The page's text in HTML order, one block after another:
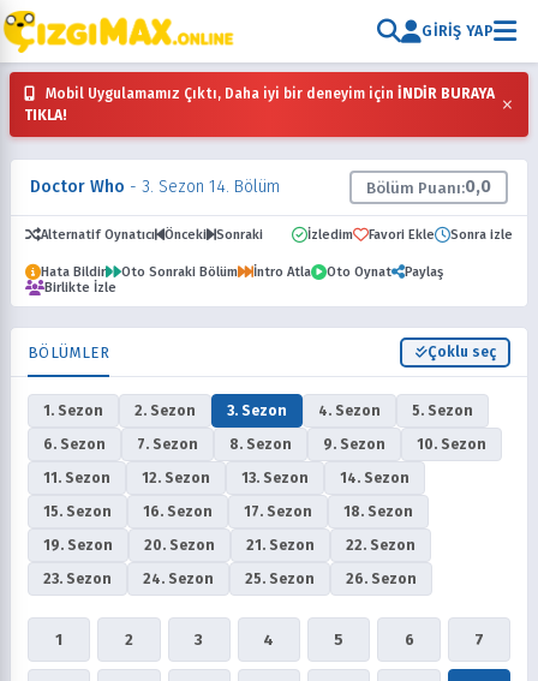
GIRIŞ YAP
Mobil Uygulamamız Çıktı, Daha iyi bir deneyim için İNDİR BURAYA
TIKLA!
×
Doctor Who - 3. Sezon 14. Bölüm Bölüm Puanı:0,0
Alternatif Oynatıcı Önceki Sonraki İzledim Favori Ekle Sonra izle
Hata Bildir Oto Sonraki Bölüm İntro Atla Oto Oynat
Paylaş
Birlikte İzle
BÖLÜMLER Çoklu seç
1. Sezon 2. Sezon 3. Sezon 4. Sezon
5. Sezon
6. Sezon
7. Sezon 8. Sezon 9. Sezon
10. Sezon
11. Sezon
12. Sezon 13. Sezon
14. Sezon
15. Sezon
16. Sezon 17. Sezon
18. Sezon
19. Sezon
20. Sezon 21. Sezon
22. Sezon
23. Sezon
24. Sezon 25. Sezon 26. Sezon
1 2 3 4 5 6 7